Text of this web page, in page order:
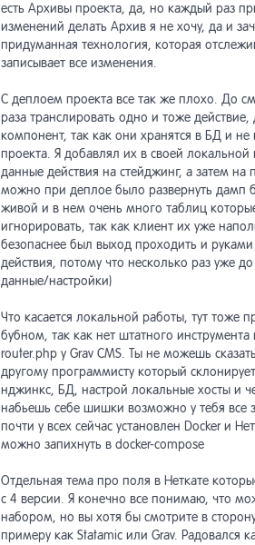
есть Архивы проекта, да, но каждый раз
изменений делать Архив я не хочу, да и
придуманная технология, которая
записывает все изменения.
С деплоем проекта все так же плохо. До
раза транслировать одно и тоже
компонент, так как они хранятся в БД и не
проекта. Я добавлял их в своей локальной
данные действия на стейджинг, а затем
можно при деплое было развернуть дамп
живой и в нем очень много таблиц
игнорировать, так как клиент их уже
безопаснее был выход проходить и руками
действия, потому что несколько раз уже
данные/настройки)
Что касается локальной работы, тут тоже
бубном, так как нет штатного инструмента
router.php у Grav CMS. Ты не можешь
другому программисту который
нджинкс, БД, настрой локальные хосты и
набьешь себе шишки возможно у тебя все
почти у всех сейчас установлен Docker и
можно запихнуть в docker-compose
Отдельная тема про поля в Неткате
с 4 версии. Я конечно все понимаю, что
набором, но вы хотя бы смотрите в
примеру как Statamic или Grav. Радовался